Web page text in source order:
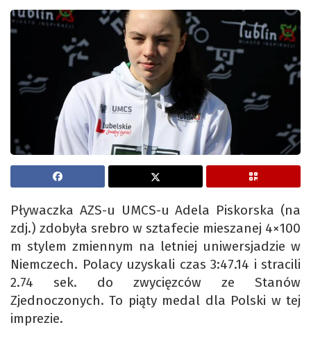
Pływaczka AZS-u UMCS-u Adela Piskorska (na
zdj.) zdobyła srebro w sztafecie mieszanej 4×100
m stylem zmiennym na letniej uniwersjadzie w
Niemczech. Polacy uzyskali czas 3:47.14 i stracili
2.74 sek. do zwycięzców ze Stanów
Zjednoczonych. To piąty medal dla Polski w tej
imprezie.